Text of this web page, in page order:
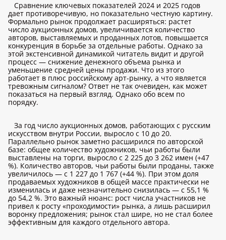
Сравнение ключевых показателей 2024 и 2025 годов
дает противоречивую, но показательно честную картину.
Формально рынок продолжает расширяться: растет
число аукционных домов, увеличивается количество
авторов, выставляемых и проданных лотов, повышается
конкуренция в борьбе за отдельные работы. Однако за
этой экстенсивной динамикой читатель видит и другой
процесс — снижение денежного объема рынка и
уменьшение средней цены продажи. Что из этого
работает в плюс российскому арт-рынку, а что является
тревожным сигналом? Ответ не так очевиден, как может
показаться на первый взгляд. Однако обо всем по
порядку.
За год число аукционных домов, работающих с русским
искусством внутри России, выросло с 10 до 20.
Параллельно рынок заметно расширился по авторской
базе: общее количество художников, чьи работы были
выставлены на торги, выросло с 2 225 до 3 262 имен (+47
%). Количество авторов, чьи работы были проданы, также
увеличилось — с 1 227 до 1 767 (+44 %). При этом доля
продаваемых художников в общей массе практически не
изменилась и даже незначительно снизилась — с 55,1 %
до 54,2 %. Это важный нюанс: рост числа участников не
привел к росту «проходимости» рынка, а лишь расширил
воронку предложения; рынок стал шире, но не стал более
эффективным для каждого отдельного автора.